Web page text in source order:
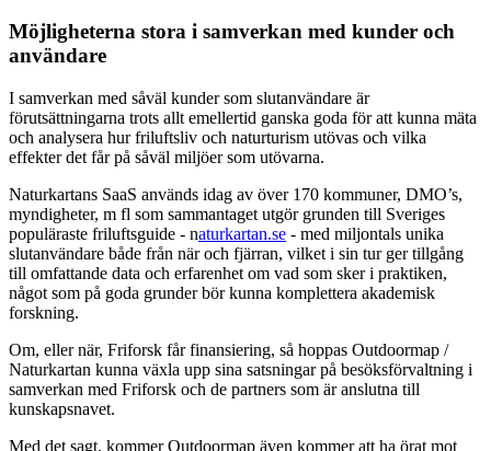
Möjligheterna stora i samverkan med kunder och
användare
I samverkan med såväl kunder som slutanvändare är
förutsättningarna trots allt emellertid ganska goda för att kunna mäta
och analysera hur friluftsliv och naturturism utövas och vilka
effekter det får på såväl miljöer som utövarna.
Naturkartans SaaS används idag av över 170 kommuner, DMO’s,
myndigheter, m fl som sammantaget utgör grunden till Sveriges
populäraste friluftsguide - naturkartan.se - med miljontals unika
slutanvändare både från när och fjärran, vilket i sin tur ger tillgång
till omfattande data och erfarenhet om vad som sker i praktiken,
något som på goda grunder bör kunna komplettera akademisk
forskning.
Om, eller när, Friforsk får finansiering, så hoppas Outdoormap /
Naturkartan kunna växla upp sina satsningar på besöksförvaltning i
samverkan med Friforsk och de partners som är anslutna till
kunskapsnavet.
Med det sagt, kommer Outdoormap även kommer att ha örat mot